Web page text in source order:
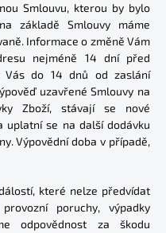
Smlouvu, kterou by bylo
základě Smlouvy máme
Informace o změně Vám
nejméně 14 dní před
Vás do 14 dnů od zaslání
uzavřené Smlouvy na
Zboží, stávají se nové
uplatní se na další dodávku
Výpovědní doba v případě,
které nelze předvídat
poruchy, výpadky
odpovědnost za škodu